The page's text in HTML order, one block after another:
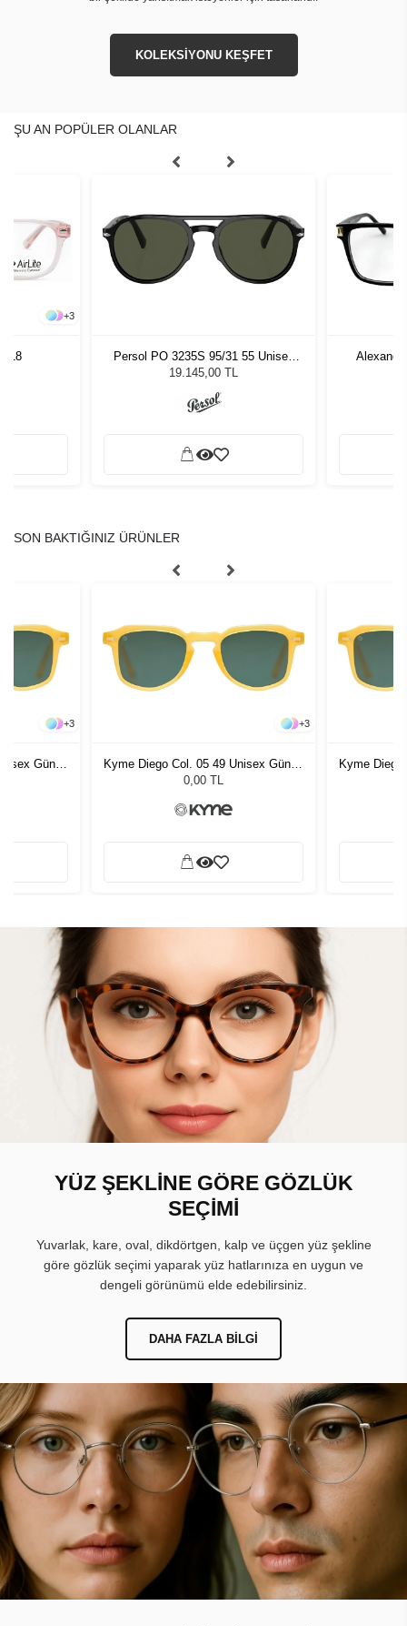
KOLEKSİYONU KEŞFET
ŞU AN POPÜLER OLANLAR
+3
Persol PO 3235S 95/31 55 Unisex
Güneş Gözlüğü
19.145,00 TL
SON BAKTIĞINIZ ÜRÜNLER
+3
Güneş
+3
Kyme Diego Col. 05 49 Unisex Güneş
Gözlüğü
0,00 TL
Kyme
YÜZ ŞEKLİNE GÖRE GÖZLÜK
SEÇİMİ
Yuvarlak, kare, oval, dikdörtgen, kalp ve üçgen yüz şekline
göre gözlük seçimi yaparak yüz hatlarınıza en uygun ve
dengeli görünümü elde edebilirsiniz.
DAHA FAZLA BILGI